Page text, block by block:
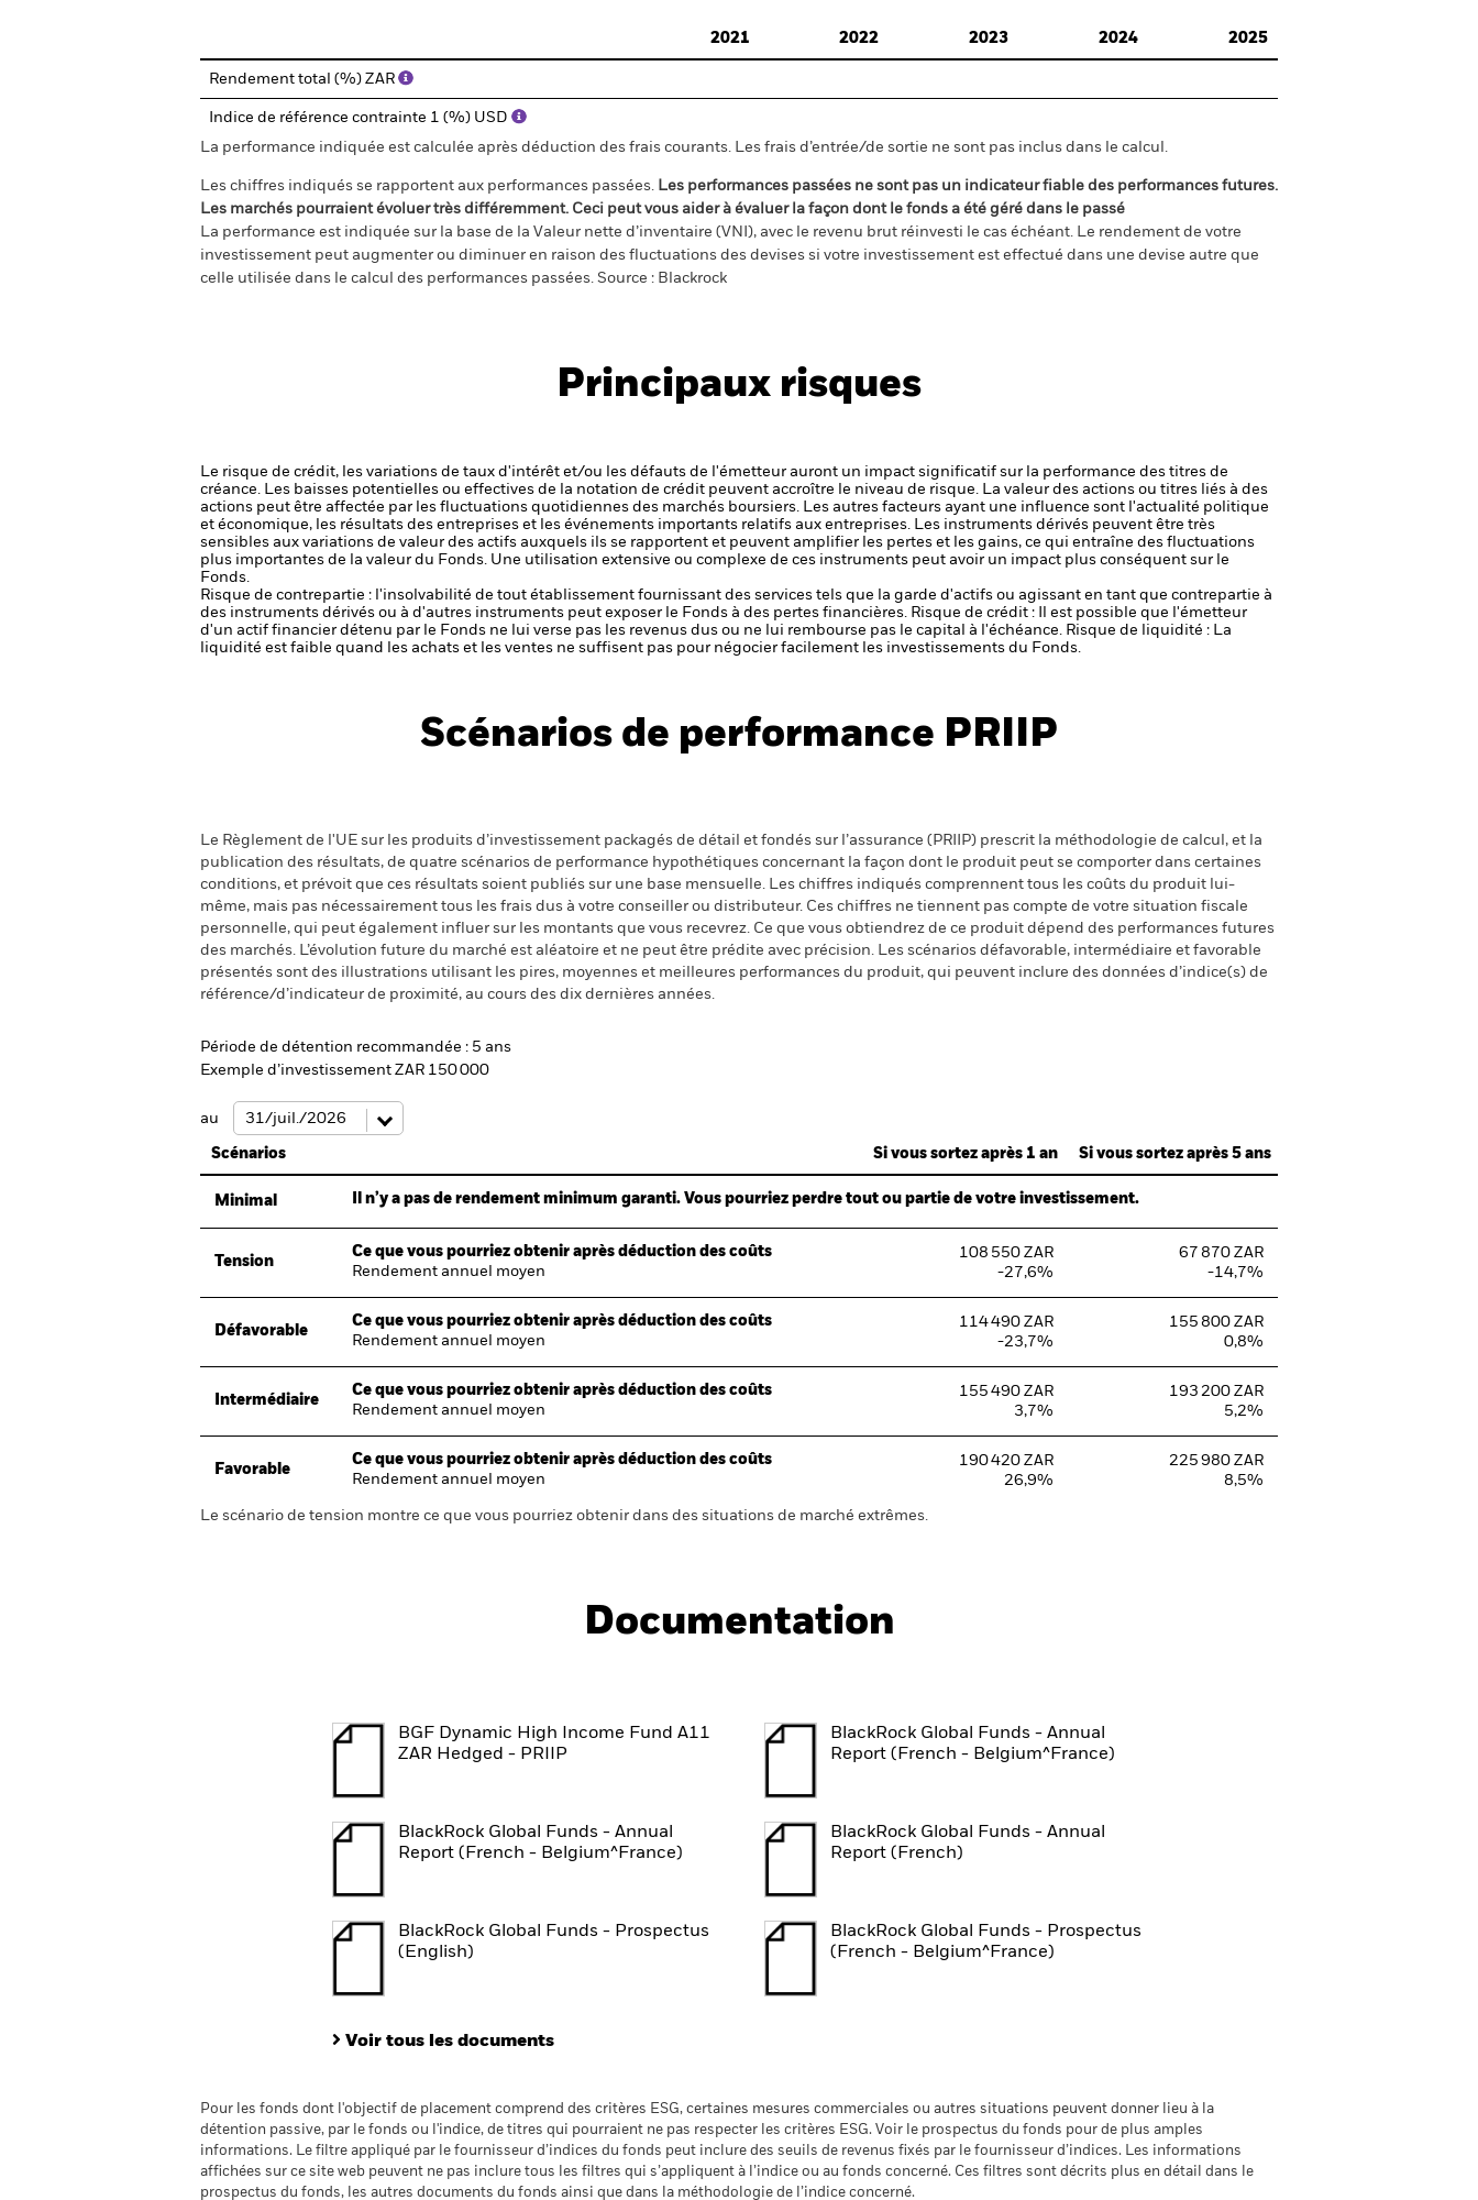
2021
2022 2023 2024 2025
Rendement total (%) ZAR
Indice de référence contrainte 1 (%) USD
La performance indiquée est calculée après déduction des frais courants. Les frais d’entrée/de sortie ne sont pas inclus dans le calcul.
Les chiffres indiqués se rapportent aux performances passées. Les performances passées ne sont pas un indicateur fiable des performances futures.
Les marchés pourraient évoluer très différemment. Ceci peut vous aider à évaluer la façon dont le fonds a été géré dans le passé
La performance est indiquée sur la base de la Valeur nette d’inventaire (VNI), avec le revenu brut réinvesti le cas échéant. Le rendement de votre
investissement peut augmenter ou diminuer en raison des fluctuations des devises si votre investissement est effectué dans une devise autre que
celle utilisée dans le calcul des performances passées. Source : Blackrock
Principaux risques
Le risque de crédit, les variations de taux d'intérêt et/ou les défauts de l'émetteur auront un impact significatif sur la performance des titres de
créance. Les baisses potentielles ou effectives de la notation de crédit peuvent accroître le niveau de risque. La valeur des actions ou titres liés à des
actions peut être affectée par les fluctuations quotidiennes des marchés boursiers. Les autres facteurs ayant une influence sont l'actualité politique
et économique, les résultats des entreprises et les événements importants relatifs aux entreprises. Les instruments dérivés peuvent être très
sensibles aux variations de valeur des actifs auxquels ils se rapportent et peuvent amplifier les pertes et les gains, ce qui entraîne des fluctuations
plus importantes de la valeur du Fonds. Une utilisation extensive ou complexe de ces instruments peut avoir un impact plus conséquent sur le
Fonds.
Risque de contrepartie : l'insolvabilité de tout établissement fournissant des services tels que la garde d'actifs ou agissant en tant que contrepartie à
des instruments dérivés ou à d'autres instruments peut exposer le Fonds à des pertes financières. Risque de crédit : Il est possible que l'émetteur
d'un actif financier détenu par le Fonds ne lui verse pas les revenus dus ou ne lui rembourse pas le capital à l'échéance. Risque de liquidité : La
liquidité est faible quand les achats et les ventes ne suffisent pas pour négocier facilement les investissements du Fonds.
Scénarios de performance PRIIP
Le Règlement de l'UE sur les produits d’investissement packagés de détail et fondés sur l’assurance (PRIIP) prescrit la méthodologie de calcul, et la
publication des résultats, de quatre scénarios de performance hypothétiques concernant la façon dont le produit peut se comporter dans certaines
conditions, et prévoit que ces résultats soient publiés sur une base mensuelle. Les chiffres indiqués comprennent tous les coûts du produit lui-
même, mais pas nécessairement tous les frais dus à votre conseiller ou distributeur. Ces chiffres ne tiennent pas compte de votre situation fiscale
personnelle, qui peut également influer sur les montants que vous recevrez. Ce que vous obtiendrez de ce produit dépend des performances futures
des marchés. L’évolution future du marché est aléatoire et ne peut être prédite avec précision. Les scénarios défavorable, intermédiaire et favorable
présentés sont des illustrations utilisant les pires, moyennes et meilleures performances du produit, qui peuvent inclure des données d’indice(s) de
référence/d’indicateur de proximité, au cours des dix dernières années.
Période de détention recommandée : 5 ans
Exemple d’investissement ZAR 150 000
au
Scénarios Si vous sortez après 1 an Si vous sortez après 5 ans
Minimal Il n’y a pas de rendement minimum garanti. Vous pourriez perdre tout ou partie de votre investissement.
Tension
Ce que vous pourriez obtenir après déduction des coûts
Rendement annuel moyen
108 550 ZAR
-27,6%
67 870 ZAR
-14,7%
Défavorable
Ce que vous pourriez obtenir après déduction des coûts
Rendement annuel moyen
114 490 ZAR
-23,7%
155 800 ZAR
0,8%
Intermédiaire
Ce que vous pourriez obtenir après déduction des coûts
Rendement annuel moyen
155 490 ZAR
3,7%
193 200 ZAR
5,2%
Favorable
Ce que vous pourriez obtenir après déduction des coûts
Rendement annuel moyen
190 420 ZAR
26,9%
225 980 ZAR
8,5%
Le scénario de tension montre ce que vous pourriez obtenir dans des situations de marché extrêmes.
Documentation
BGF Dynamic High Income Fund A11
ZAR Hedged - PRIIP
BlackRock Global Funds - Annual
Report (French - Belgium^France)
BlackRock Global Funds - Annual
Report (French - Belgium^France)
BlackRock Global Funds - Annual
Report (French)
BlackRock Global Funds - Prospectus
(English)
BlackRock Global Funds - Prospectus
(French - Belgium^France)
Voir tous les documents
Pour les fonds dont l'objectif de placement comprend des critères ESG, certaines mesures commerciales ou autres situations peuvent donner lieu à la
détention passive, par le fonds ou l'indice, de titres qui pourraient ne pas respecter les critères ESG. Voir le prospectus du fonds pour de plus amples
informations. Le filtre appliqué par le fournisseur d’indices du fonds peut inclure des seuils de revenus fixés par le fournisseur d’indices. Les informations
affichées sur ce site web peuvent ne pas inclure tous les filtres qui s’appliquent à l’indice ou au fonds concerné. Ces filtres sont décrits plus en détail dans le
prospectus du fonds, les autres documents du fonds ainsi que dans la méthodologie de l’indice concerné.